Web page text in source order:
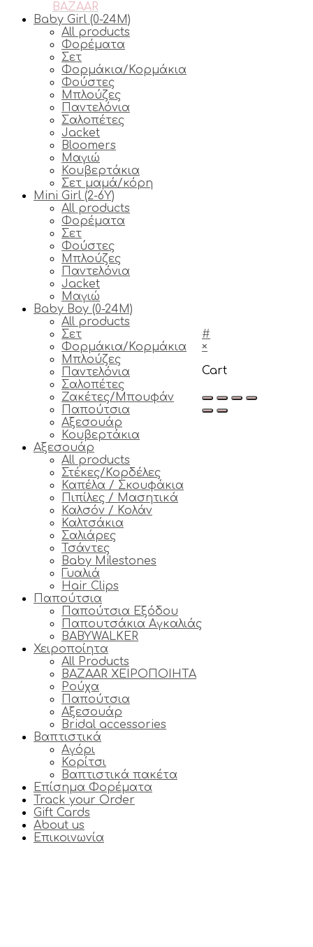
BAZAAR
Baby Girl (0-24M)
All products
Φορέματα
Σετ
Φορμάκια/Κορμάκια
Φούστες
Μπλούζες
Παντελόνια
Σαλοπέτες
Jacket
Bloomers
Μαγιώ
Κουβερτάκια
Σετ μαμά/κόρη
Mini Girl (2-6Y)
All products
Φορέματα
Σετ
Φούστες
Μπλούζες
Παντελόνια
Jacket
Μαγιώ
Baby Boy (0-24M)
All products
Σετ
Φορμάκια/Κορμάκια
Μπλούζες
Παντελόνια
Σαλοπέτες
Ζακέτες/Μπουφάν
Παπούτσια
Αξεσουάρ
Κουβερτάκια
Αξεσουάρ
All products
Στέκες/Κορδέλες
Καπέλα / Σκουφάκια
Πιπίλες / Μασητικά
Καλσόν / Κολάν
Καλτσάκια
Σαλιάρες
Τσάντες
Baby Milestones
Γυαλιά
Hair Clips
Παπούτσια
Παπούτσια Εξόδου
Παπουτσάκια Αγκαλιάς
BABYWALKER
Χειροποίητα
All Products
BAZAAR ΧΕΙΡΟΠΟΙΗΤΑ
Ρούχα
Παπούτσια
Αξεσουάρ
Bridal accessories
Βαπτιστικά
Αγόρι
Κορίτσι
Βαπτιστικά πακέτα
Επίσημα Φορέματα
Track your Order
Gift Cards
About us
Επικοινωνία
#
×
Cart